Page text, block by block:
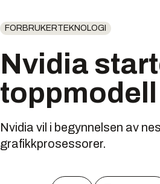
FORBRUKERTEKNOLOGI
Nvidia
toppmodell
Nvidia vil i begynnelsen av
grafikkprosessorer.